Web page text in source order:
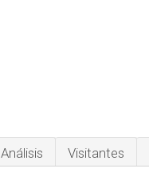
Análisis Visitantes